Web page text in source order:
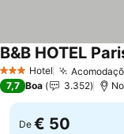
3 EstrelasHotel
B&B HOTEL
7,7 Boa 3.352
De € 50